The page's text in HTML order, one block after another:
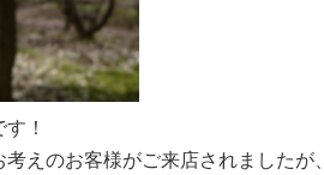
！
えのお客様がご来店されましたが、